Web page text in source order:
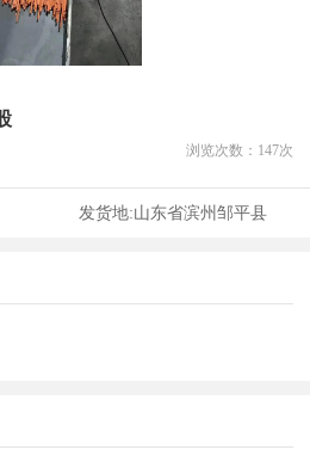
浏览次数： 147次
发货地:山东省滨州邹平县